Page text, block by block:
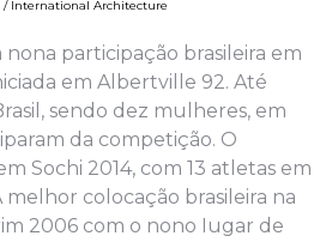
/ International Architecture
nona participação brasileira em
em Albertville 92. Até
sendo dez mulheres, em
da competição. O
Sochi 2014, com 13 atletas em
melhor colocação brasileira na
2006 com o nono Iugar de